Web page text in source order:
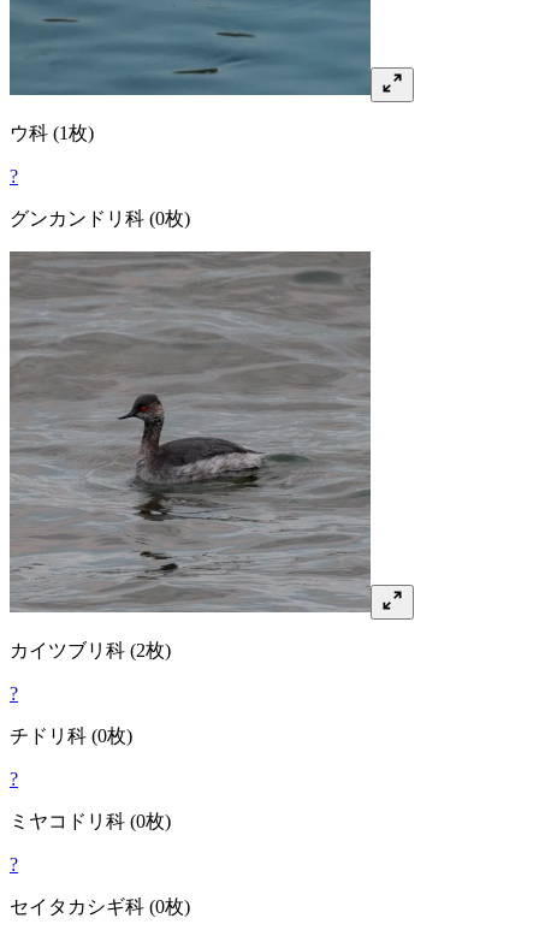
ウ科 (1枚)
?
グンカンドリ 科 (0枚)
カイツブリ 科 (2枚)
?
チドリ 科 (0枚)
?
ミヤコドリ 科 (0枚)
?
セイタカシギ科 (0枚)